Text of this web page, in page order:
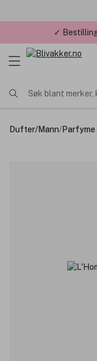
✓
Søk blant
Dufter/Mann/Parfyme